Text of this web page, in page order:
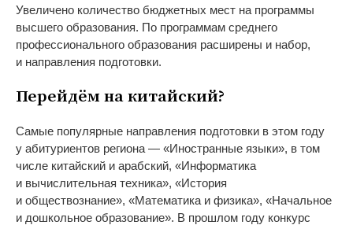
Увеличено количество бюджетных мест на программы
высшего образования. По программам среднего
профессионального образования расширены и набор,
и направления подготовки.
Перейдём накитайский?
Самые популярные направления подготовки в этом году
у абитуриентов региона — «Иностранные языки», в том
числе китайский и арабский, «Информатика
и вычислительная техника», «История
и обществознание», «Математика и физика», «Начальное
и дошкольное образование». В прошлом году конкурс